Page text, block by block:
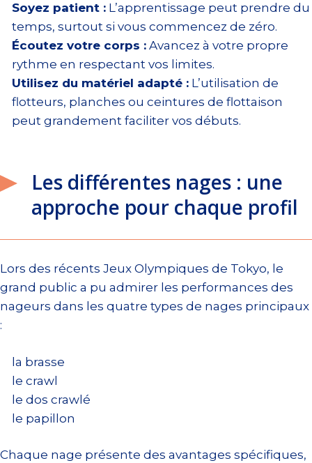
Soyez patient : L’apprentissage peut prendre du
temps, surtout si vous commencez de zéro.
Écoutez votre corps : Avancez à votre propre
rythme en respectant vos limites.
Utilisez du matériel adapté : L’utilisation de
flotteurs, planches ou ceintures de flottaison
peut grandement faciliter vos débuts.
Les différentes nages : une
approche pour chaque profil
Lors des récents Jeux Olympiques de Tokyo, le
grand public a pu admirer les performances des
nageurs dans les quatre types de nages principaux
:
la brasse
le crawl
le dos crawlé
le papillon
Chaque nage présente des avantages spécifiques,